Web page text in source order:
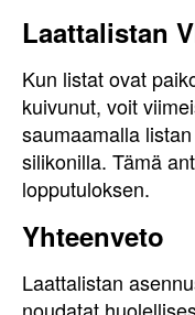
Laattalistan
Kun listat ovat
kuivunut, voit
saumaamalla
silikonilla. Tämä
lopputuloksen.
Yhteenveto
Laattalistan